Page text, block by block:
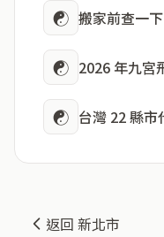
☯ 搬家前查一
☯ 2026 年九宮
☯ 台灣 22 縣市
返回 新北市